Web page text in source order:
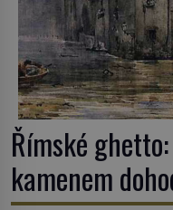
Římské
kamenem